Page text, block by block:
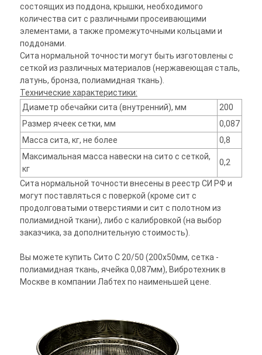
состоящих из поддона, крышки, необходимого
количества сит с различными просеивающими
элементами, а также промежуточными кольцами и
поддонами.
Сита нормальной точности могут быть изготовлены с
сеткой из различных материалов (нержавеющая сталь,
латунь, бронза, полиамидная ткань).
Технические характеристики:
Диаметр обечайки сита (внутренний), мм
200
Размер ячеек сетки, мм
0,087
Масса сита, кг, не более
0,8
Максимальная масса навески на сито с сеткой,
кг
0,2
Сита нормальной точности внесены в реестр СИ РФ и
могут поставляться с поверкой (кроме сит с
продолговатыми отверстиями и сит с полотном из
полиамидной ткани), либо с калибровкой (на выбор
заказчика, за дополнительную стоимость).
Вы можете купить Сито С 20/50 (200х50мм, сетка -
полиамидная ткань, ячейка 0,087мм), Вибротехник в
Москве в компании Лабтех по наименьшей цене.